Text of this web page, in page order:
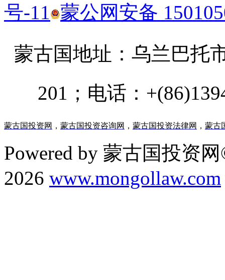
号-11 蒙公网安备
蒙古国地址： 乌兰巴托
201；电话：
蒙古国投资网 ， 蒙古国投资咨询网 ， 蒙古国投资法律网 ， 蒙古
Powered by 蒙古国投资
2026 www.mongollaw.com